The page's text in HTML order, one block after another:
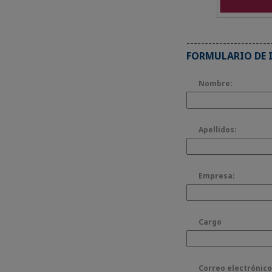
FORMULARIO DE
Nombre:
Apellidos:
Empresa:
Cargo
Correo